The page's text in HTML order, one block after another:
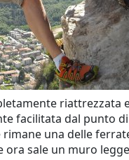
riattrezzata
facilitata dal punto
una delle
ora sale un muro